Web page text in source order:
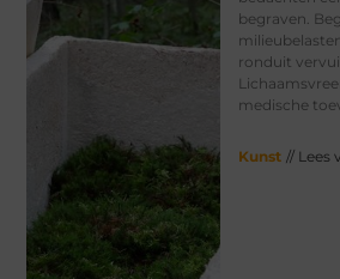
begraven.
ronduit
medische
Kunst // Lees